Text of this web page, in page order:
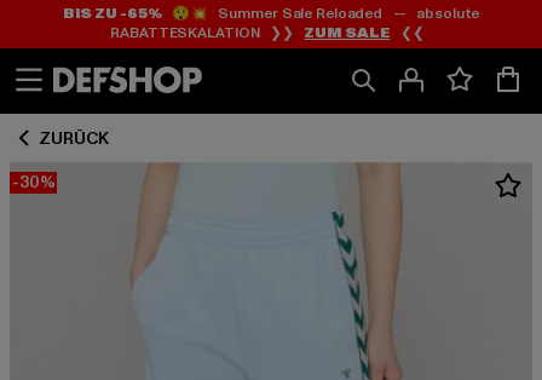
Zum
Inhalt
springen
Zum
Fußzeile
springen
BIS ZU -65%😲💥 Summer Sale Reloaded — absolute
RABATTESKALATION ❯❯ ZUM SALE ❮❮
ZURÜCK
-30%